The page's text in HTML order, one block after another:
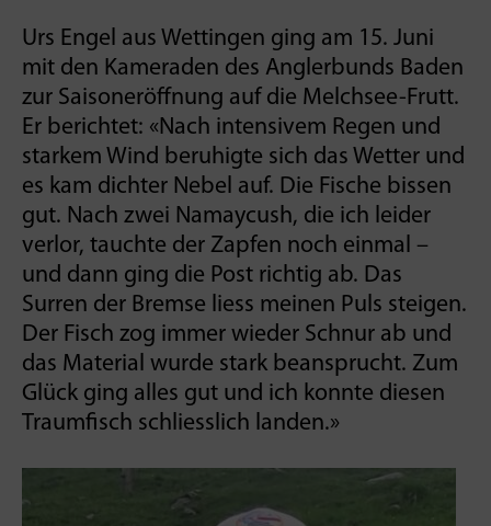
Urs Engel aus Wettingen ging am 15. Juni
mit den Kameraden des Anglerbunds Baden
zur Saisoneröffnung auf die Melchsee-Frutt.
Er berichtet: «Nach intensivem Regen und
starkem Wind beruhigte sich das Wetter und
es kam dichter Nebel auf. Die Fische bissen
gut. Nach zwei Namaycush, die ich leider
verlor, tauchte der Zapfen noch einmal –
und dann ging die Post richtig ab. Das
Surren der Bremse liess meinen Puls steigen.
Der Fisch zog immer wieder Schnur ab und
das Material wurde stark beansprucht. Zum
Glück ging alles gut und ich konnte diesen
Traumfisch schliesslich landen.»